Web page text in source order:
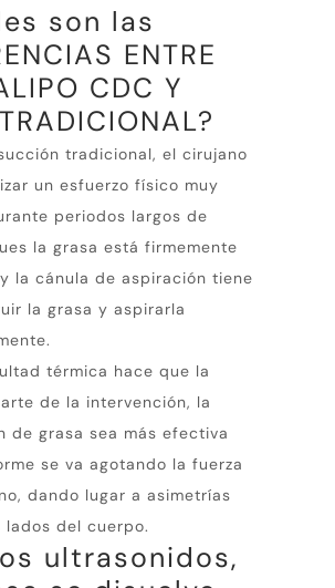
son las
ENTRE
CDC Y
tradicional, el cirujano
un esfuerzo físico muy
periodos largos de
la grasa está firmemente
la cánula de aspiración tiene
la grasa y aspirarla
térmica hace que la
de la intervención, la
de grasa sea más efectiva
se va agotando la fuerza
dando lugar a asimetrías
lados del cuerpo.
ultrasonidos,